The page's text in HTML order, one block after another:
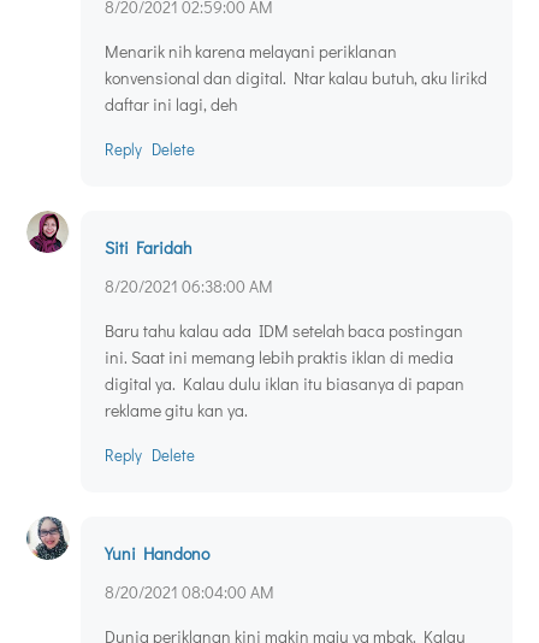
8/20/2021 02:59:00 AM
Menarik nih karena melayani periklanan
konvensional dan digital. Ntar kalau butuh, aku lirikd
daftar ini lagi, deh
Reply Delete
Siti Faridah
8/20/2021 06:38:00 AM
Baru tahu kalau ada IDM setelah baca postingan
ini. Saat ini memang lebih praktis iklan di media
digital ya. Kalau dulu iklan itu biasanya di papan
reklame gitu kan ya.
Reply Delete
Yuni Handono
8/20/2021 08:04:00 AM
Dunia periklanan kini makin maju ya mbak. Kalau